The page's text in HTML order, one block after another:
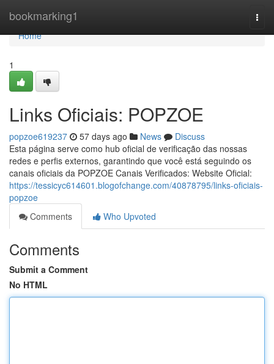
bookmarking1
Home
Home
1
Links Oficiais: POPZOE
popzoe619237 57 days ago News
Discuss
Esta página serve como hub oficial de verificação das nossas
redes e perfis externos, garantindo que você está seguindo os
canais oficiais da POPZOE Canais Verificados: Website Oficial:
https://tessicyc614601.blogofchange.com/40878795/links-oficiais-
popzoe
Comments
Who Upvoted
Comments
Submit a Comment
No HTML